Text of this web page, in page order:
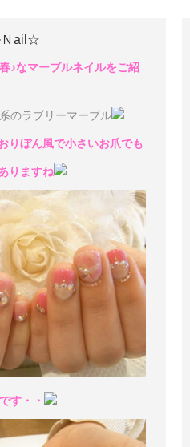
ail☆
♪なマーブルネイルをご紹
のラブリーマーブル
りぼん風で小さいお爪でも
りますね
す・・